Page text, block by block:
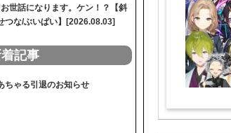
お世話になります。ケン！？【斜
つな/ぶいぱい】[2026.08.03]
記事
ちゃる引退のお知らせ